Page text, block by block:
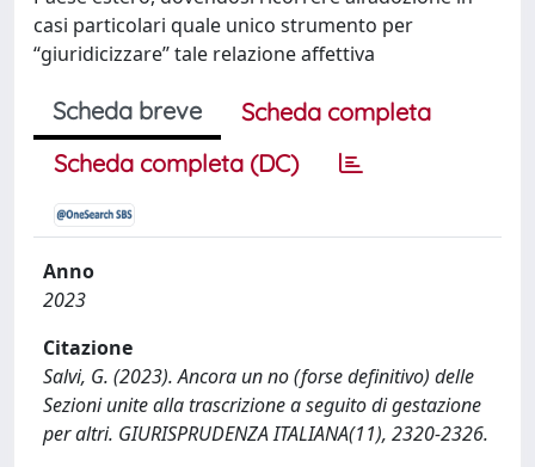
casi particolari quale unico strumento per
‘‘giuridicizzare’’ tale relazione affettiva
Scheda breve
Scheda completa
Scheda completa (DC)
Anno
2023
Citazione
Salvi, G. (2023). Ancora un no (forse definitivo) delle
Sezioni unite alla trascrizione a seguito di gestazione
per altri. GIURISPRUDENZA ITALIANA(11), 2320-2326.